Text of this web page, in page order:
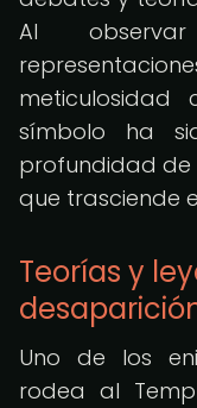
Al
símbolo ha
profundidad de
que trasciende
Teorías y
Uno de los
rodea al